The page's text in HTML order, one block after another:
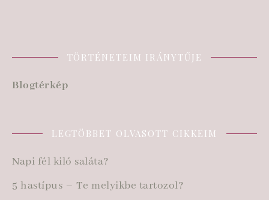
TÖRTÉNETEIM IRÁNYTŰJE
Blogtérkép
LEGTÖBBET OLVASOTT CIKKEIM
Napi fél kiló saláta?
5 hastípus – Te melyikbe tartozol?